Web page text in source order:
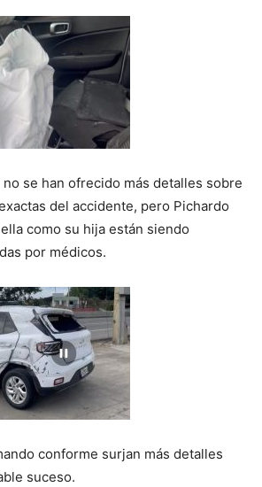
se han ofrecido más detalles sobre
del accidente, pero Pichardo
como su hija están siendo
por médicos.
conforme surjan más detalles
suceso.